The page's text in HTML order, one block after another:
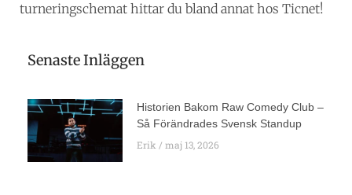
turneringschemat hittar du bland annat hos Ticnet!
Senaste Inläggen
Historien Bakom Raw Comedy Club –
Så Förändrades Svensk Standup
Erik
maj 13, 2026